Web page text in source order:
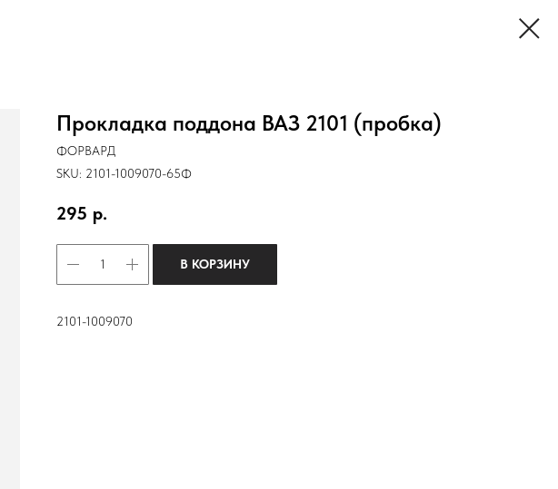
Прокладка поддона ВАЗ 2101 (пробка)
ФОРВАРД
SKU: 2101-1009070-65Ф
295 р.
В КОРЗИНУ
2101-1009070